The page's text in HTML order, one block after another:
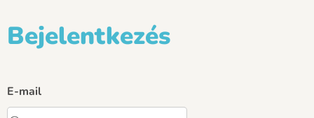
Bejelentkezés
E-mail